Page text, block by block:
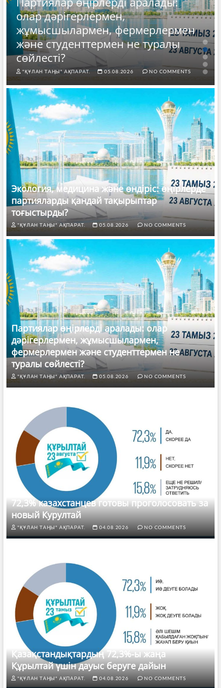
олар дәрігерлермен,
жұмысшылармен, фермерлермен
және студенттермен не туралы
сөйлесті?
"ҚҰЛАН ТАҢЫ" АҚПАРАТ. 05.08.2026 NO COMMENTS
Экология, медицина және өндіріс: өңірлерде
партияларды қандай тақырыптар
тоғыстырды?
"ҚҰЛАН ТАҢЫ" АҚПАРАТ. 05.08.2026 NO COMMENTS
Партиялар өңірлерді аралады: олар
дәрігерлермен, жұмысшылармен,
фермерлермен және студенттермен не
туралы сөйлесті?
"ҚҰЛАН ТАҢЫ" АҚПАРАТ. 05.08.2026 NO COMMENTS
72,3% казахстанцев готовы проголосовать за
новый Курултай
"ҚҰЛАН ТАҢЫ" АҚПАРАТ. 04.08.2026 NO COMMENTS
Қазақстандықтардың 72,3%-ы жаңа
Құрылтай үшін дауыс беруге дайын
"ҚҰЛАН ТАҢЫ" АҚПАРАТ. 04.08.2026 NO COMMENTS